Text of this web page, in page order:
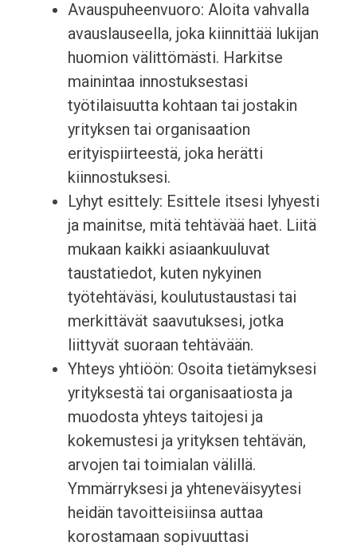
Avauspuheenvuoro: Aloita vahvalla
avauslauseella, joka kiinnittää lukijan
huomion välittömästi. Harkitse
mainintaa innostuksestasi
työtilaisuutta kohtaan tai jostakin
yrityksen tai organisaation
erityispiirteestä, joka herätti
kiinnostuksesi.
Lyhyt esittely: Esittele itsesi lyhyesti
ja mainitse, mitä tehtävää haet. Liitä
mukaan kaikki asiaankuuluvat
taustatiedot, kuten nykyinen
työtehtäväsi, koulutustaustasi tai
merkittävät saavutuksesi, jotka
liittyvät suoraan tehtävään.
Yhteys yhtiöön: Osoita tietämyksesi
yrityksestä tai organisaatiosta ja
muodosta yhteys taitojesi ja
kokemustesi ja yrityksen tehtävän,
arvojen tai toimialan välillä.
Ymmärryksesi ja yhteneväisyytesi
heidän tavoitteisiinsa auttaa
korostamaan sopivuuttasi